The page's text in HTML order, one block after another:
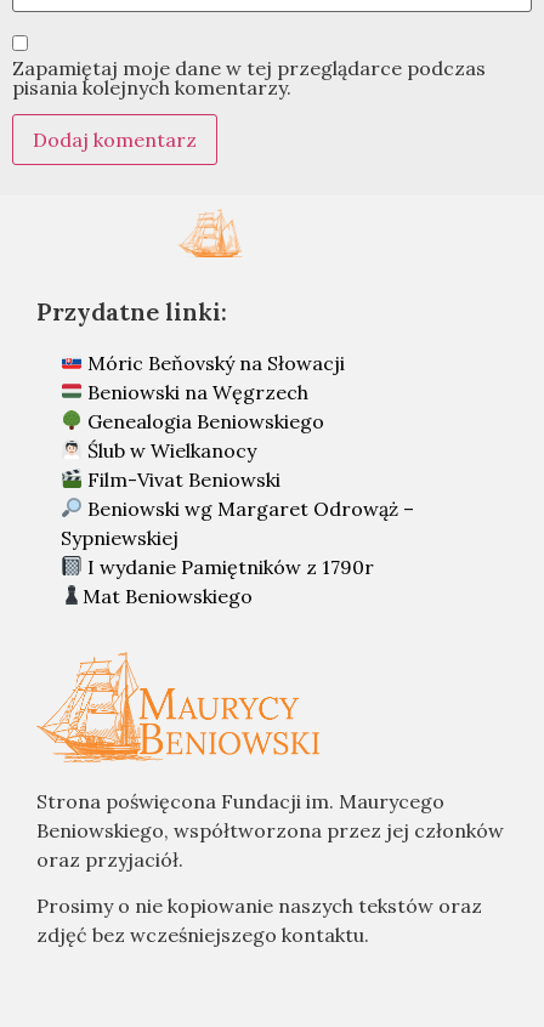
Zapamiętaj moje dane w tej przeglądarce podczas
pisania kolejnych komentarzy.
Strona poświęcona Fundacji im. Maurycego
Beniowskiego, współtworzona przez jej członków
oraz przyjaciół.
Prosimy o nie kopiowanie naszych tekstów oraz
zdjęć bez wcześniejszego kontaktu.
Przydatne linki:
Móric Beňovský na Słowacji
Beniowski na Węgrzech
Genealogia Beniowskiego
Ślub w Wielkanocy
Film-Vivat Beniowski
Beniowski wg Margaret Odrowąż –
Sypniewskiej
I wydanie Pamiętników z 1790r
Mat Beniowskiego